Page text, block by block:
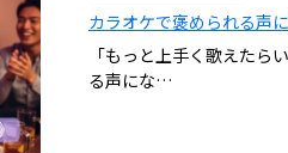
カラオケで褒められる声
「もっと上手く歌えたら
る声にな…